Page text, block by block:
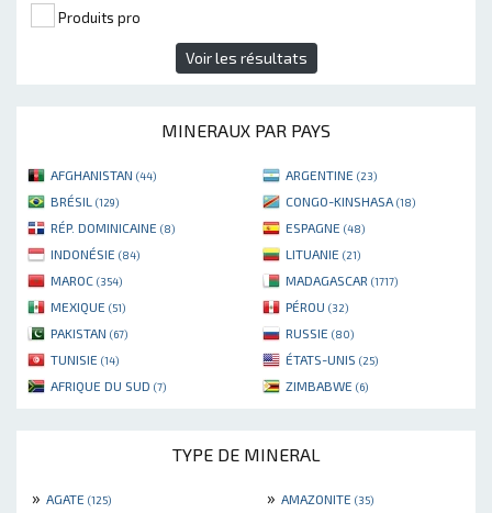
Produits pro
Voir les résultats
MINERAUX PAR PAYS
AFGHANISTAN (44) ARGENTINE (23)
BRÉSIL (129) CONGO-KINSHASA (18)
RÉP. DOMINICAINE (8) ESPAGNE (48)
INDONÉSIE (84) LITUANIE (21)
MAROC (354) MADAGASCAR (1717)
MEXIQUE (51) PÉROU (32)
PAKISTAN (67) RUSSIE (80)
TUNISIE (14) ÉTATS-UNIS (25)
AFRIQUE DU SUD (7) ZIMBABWE (6)
TYPE DE MINERAL
» AGATE (125) » AMAZONITE (35)